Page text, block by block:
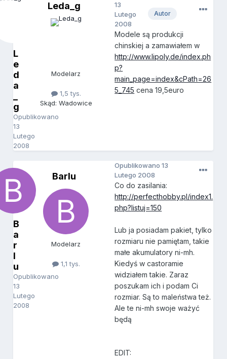
L
e
d
a
g
Opublikowano
13
Lutego
2008
Leda_g
Modelarz
1,5 tys.
Skąd: Wadowice
Autor
13
Lutego
2008
Modele są produkcji
chinskiej a zamawiałem w
http://www.lipoly.de/index.ph
p?
main_page=index&cPath=26
5_745 cena 19,5euro
B
a
r
l
u
Opublikowano
13
Lutego
2008
Barlu
Modelarz
1,1 tys.
Opublikowano13
Lutego 2008
Co do zasilania:
http://perfecthobby.pl/index1.
php?listuj=150
Lub ja posiadam pakiet, tylko
rozmiaru nie pamiętam, takie
małe akumulatory ni-mh.
Kiedyś w castoramie
widziałem takie. Zaraz
poszukam ich i podam Ci
rozmiar. Są to maleństwa też.
Ale te ni-mh swoje ważyć
będą
EDIT: